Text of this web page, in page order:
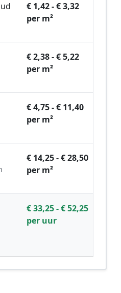
€ 1,42 - € 3,32
per m²
€ 2,38 - € 5,22
per m²
€ 4,75 - € 11,40
per m²
€ 14,25 - € 28,50
per m²
€ 33,25 - € 52,25
per uur